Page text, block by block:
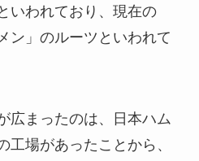
いわれており、現在の
ン」のルーツといわれて
広まったのは、日本ハム
工場があったことから、